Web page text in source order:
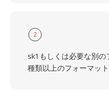
2
sk1もしくは必要な別
種類以上のフォーマッ